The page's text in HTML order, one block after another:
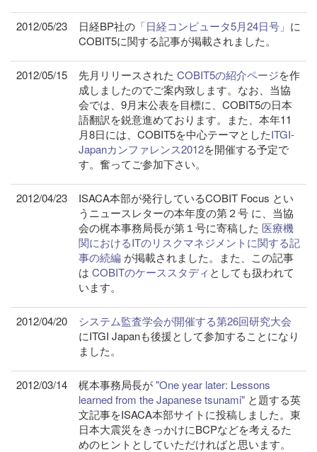
2012/05/23 日経BP社の 「日経コンピュータ5月24日号」 に
COBIT5に関する記事が掲載されました。
2012/05/15 先月リリースされた COBIT5の紹介ページを作
成しましたのでご案内致します。なお、当協
会では、9月末公表を目標に、COBIT5の日本
語翻訳を鋭意進めております。また、本年11
月8日には、COBIT5を中心テーマとしたITGI-
Japanカンファレンス2012を開催する予定で
す。奮ってご参加下さい。
2012/04/23
ISACA本部が発行しているCOBIT Focus とい
うニュースレターの本年度の第２号 に、当協
会の梶本事務局長が第１号に寄稿した 医療機
関におけるITのリスクマネジメントに関する記
事の続編 が掲載されました。また、この記事
は COBITのケーススタディ としても扱われて
います。
2012/04/20
システム監査学会が開催する第26回研究大会
にITGI Japanも後援として参加することになり
ました。
2012/03/14 梶本事務局長が"One year later: Lessons
learned from the Japanese tsunami" と題する英
文記事をISACA本部サイトに投稿しました。東
日本大震災をきっかけにBCPなどを考えるた
めのヒントとしていただければと思います。